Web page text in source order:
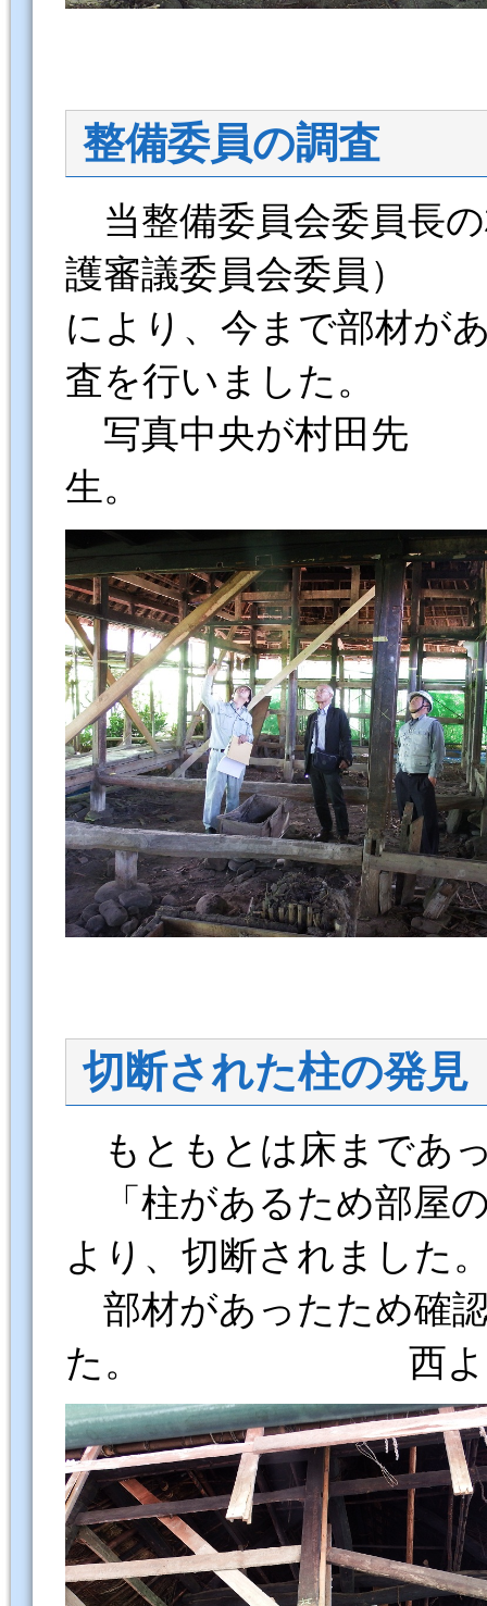
整備委員の調査
当整備委員会委員長
護審議委員会委員）
により、今まで部材が
査を行いました。
写真中央が村田先
生。
切断された柱の発見
もともとは床まであ
「柱があるため部屋
より、切断されました
部材があったため確
た。 西より